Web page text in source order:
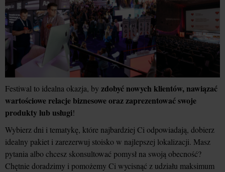
Festiwal to idealna okazja, by zdobyć nowych klientów, nawiązać
wartościowe relacje biznesowe oraz zaprezentować swoje
produkty lub usługi!
Wybierz dni i tematykę, które najbardziej Ci odpowiadają, dobierz
idealny pakiet i zarezerwuj stoisko w najlepszej lokalizacji. Masz
pytania albo chcesz skonsultować pomysł na swoją obecność?
Chętnie doradzimy i pomożemy Ci wycisnąć z udziału maksimum